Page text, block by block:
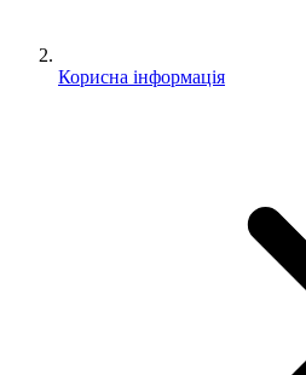
Корисна інформація